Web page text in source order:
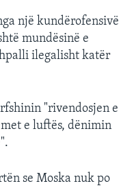
një kundërofensivë
mundësinë e
ilegalisht katër
"rivendosjen e
e luftës, dënimin
se Moska nuk po